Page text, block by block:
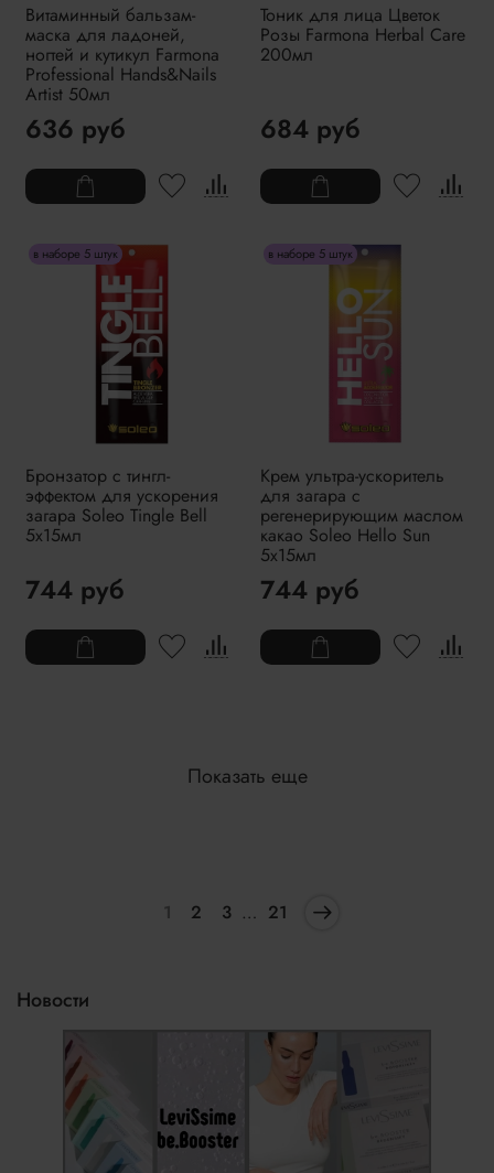
Витаминный бальзам-
маска для ладоней,
ногтей и кутикул Farmona
Professional Hands&Nails
Artist 50мл
636 руб
Тоник для лица Цветок
Розы Farmona Herbal Care
200мл
684 руб
в наборе 5 штук
Бронзатор с тингл-
эффектом для ускорения
загара Soleo Tingle Bell
5x15мл
744 руб
в наборе 5 штук
Крем ультра-ускоритель
для загара с
регенерирующим маслом
какао Soleo Hello Sun
5x15мл
744 руб
Показать еще
1 2 3 … 21
Новости